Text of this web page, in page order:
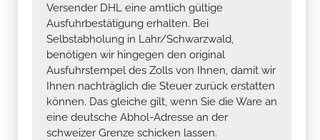
Versender DHL eine amtlich gültige
Ausfuhrbestätigung erhalten. Bei
Selbstabholung in Lahr/Schwarzwald,
benötigen wir hingegen den original
Ausfuhrstempel des Zolls von Ihnen, damit wir
Ihnen nachträglich die Steuer zurück erstatten
können. Das gleiche gilt, wenn Sie die Ware an
eine deutsche Abhol-Adresse an der
schweizer Grenze schicken lassen.